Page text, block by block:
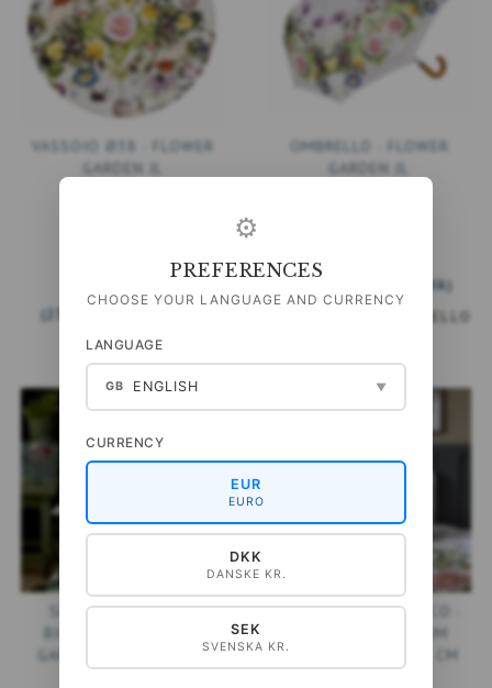
VASSOIO Ø38 - FLOWER
GARDEN JL
349,00 DKK
OMBRELLO - FLOWER
GARDEN JL
349,00 DKK
ESCL. IVA
SET DI BIANCHERIA
GARDEN JIM LYNGVILD
SET LETTO BIOLOGICO -
FLOWER GARDEN JIM
LYNGVILD 140X220 CM
⚙
PREFERENCES
CHOOSE YOUR LANGUAGE AND CURRENCY
LANGUAGE
GB ENGLISH ▼
CURRENCY
EUR
EURO
DKK
DANSKE KR.
SEK
SVENSKA KR.